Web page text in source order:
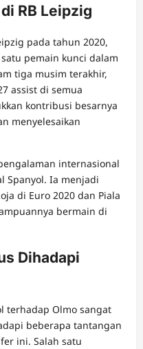
RB Leipzig
pada tahun 2020,
pemain kunci dalam
tiga musim terakhir,
assist di semua
kontribusi besarnya
menyelesaikan
internasional
Spanyol. Ia menjadi
di Euro 2020 dan Piala
bermain di
Dihadapi
terhadap Olmo sangat
beberapa tantangan
ini. Salah satu